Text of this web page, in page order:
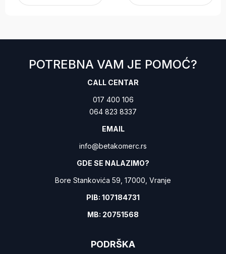
PODRŠKA
POTREBNA VAM JE POMOĆ?
CALL CENTAR
017 400 106
064 823 8337
EMAIL
info@betakomerc.rs
GDE SE NALAZIMO?
Bore Stankovića 59, 17000, Vranje
PIB: 107184731
MB: 20751568